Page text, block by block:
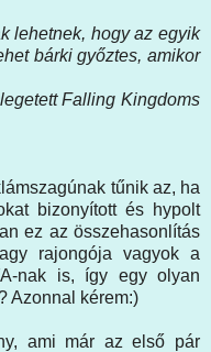
lehetnek, hogy az egyik
bárki győztes, amikor
Falling Kingdoms
tűnik az, ha
bizonyított és hypolt
ez az összehasonlítás
rajongója vagyok a
nak is, így egy olyan
Azonnal kérem:)
ami már az első pár